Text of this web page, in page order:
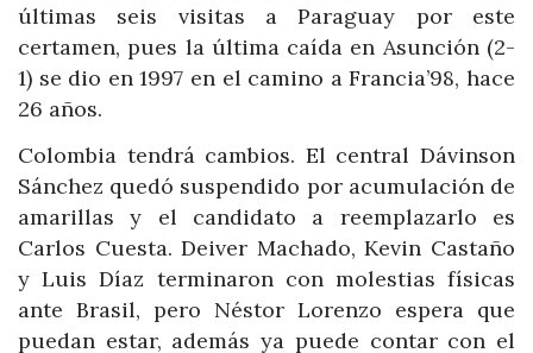
últimas seis visitas a Paraguay por este
certamen, pues la última caída en Asunción (2-
1) se dio en 1997 en el camino a Francia’98, hace
26 años.
Colombia tendrá cambios. El central Dávinson
Sánchez quedó suspendido por acumulación de
amarillas y el candidato a reemplazarlo es
Carlos Cuesta. Deiver Machado, Kevin Castaño
y Luis Díaz terminaron con molestias físicas
ante Brasil, pero Néstor Lorenzo espera que
puedan estar, además ya puede contar con el